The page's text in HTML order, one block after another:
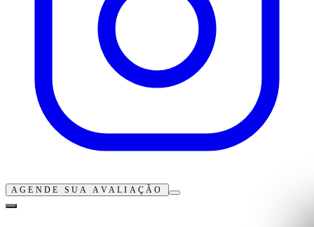
AGENDE SUA AVALIAÇÃO